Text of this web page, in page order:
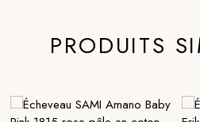
PRODUITS